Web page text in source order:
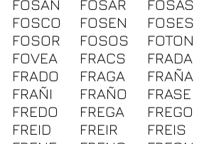
FOSAN
FOSAR FOSAS
FOSCO
FOSEN FOSES
FOSOR
FOSOS FOTON
FOVEA
FRACS FRADA
FRADO
FRAGA FRAÑA
FRAÑI
FRAÑO FRASE
FREDO
FREGA FREGO
FREID
FREIR FREIS